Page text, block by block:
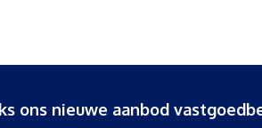
ons nieuwe aanbod